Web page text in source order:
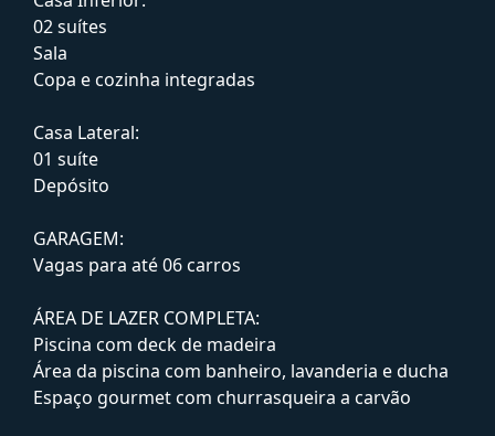
02 suítes
Sala
Copa e cozinha integradas
Casa Lateral:
01 suíte
Depósito
GARAGEM:
Vagas para até 06 carros
ÁREA DE LAZER COMPLETA:
Piscina com deck de madeira
Área da piscina com banheiro, lavanderia e ducha
Espaço gourmet com churrasqueira a carvão